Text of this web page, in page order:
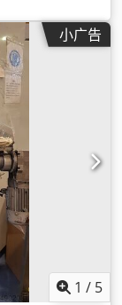
小广告
1 / 5